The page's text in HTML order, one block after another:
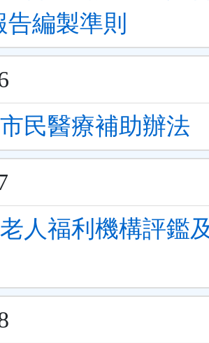
告編製準則
民醫療補助辦法
人福利機構評鑑